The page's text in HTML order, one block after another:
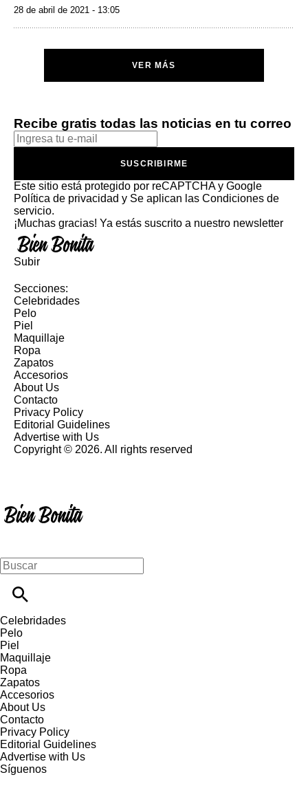
28 de abril de 2021 - 13:05
VER MÁS
Recibe gratis todas las noticias en tu correo
SUSCRIBIRME
Este sitio está protegido por reCAPTCHA y Google
Política de privacidad y Se aplican las Condiciones de
servicio.
¡Muchas gracias! Ya estás suscrito a nuestro newsletter
Subir
Secciones:
Celebridades
Pelo
Piel
Maquillaje
Ropa
Zapatos
Accesorios
About Us
Contacto
Privacy Policy
Editorial Guidelines
Advertise with Us
Copyright © 2026. All rights reserved
Celebridades
Pelo
Piel
Maquillaje
Ropa
Zapatos
Accesorios
About Us
Contacto
Privacy Policy
Editorial Guidelines
Advertise with Us
Síguenos